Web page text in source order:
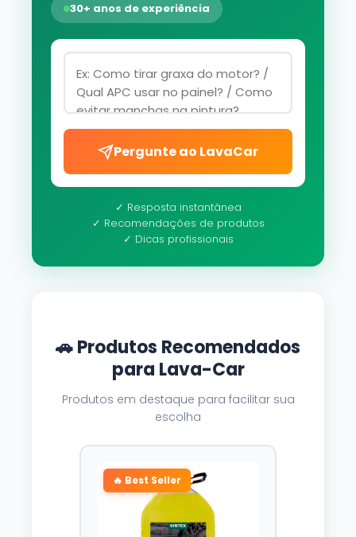
30+ anos de experiência
Pergunte ao LavaCar
✓ Resposta instantânea
✓ Recomendações de produtos
✓ Dicas profissionais
🚗 Produtos Recomendados
para Lava-Car
Produtos em destaque para facilitar sua
escolha
🔥 Best Seller